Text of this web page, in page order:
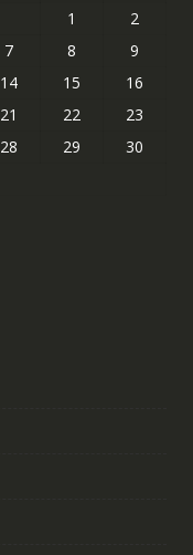
1
2
7 8
9
14 15
16
21 22
23
28 29
30